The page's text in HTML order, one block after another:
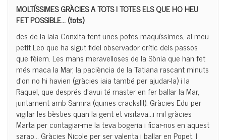
MOLTÍSSIMES GRÀCIES A TOTS I TOTES ELS QUE HOHEU
FET POSSIBLE… (tots)
des de la iaia Conxitafent unes potes maquíssimes, al meu
petit Leo que ha sigut fidel observador crític dels passos
que fèiem. Les mans meravelloses de la Sònia que han fet
més maca la Mar, la paciència de la Tatiana rascant minuts
d’on no hi havien (gràcies iaia també per ajudar-la) i la
Raquel, que després d’avui té master en fer ballar la Mar,
juntament amb Samira (quines cracks!!!). Gràcies Edu per
vigilar les bèsties quan la gent et visitava…i mil gràcies
Marta per contagiar-me la teva bogeria i ficar-nos en aquest
sarao… Gràcies Nicole per ser valenta i ballar en Popet. I